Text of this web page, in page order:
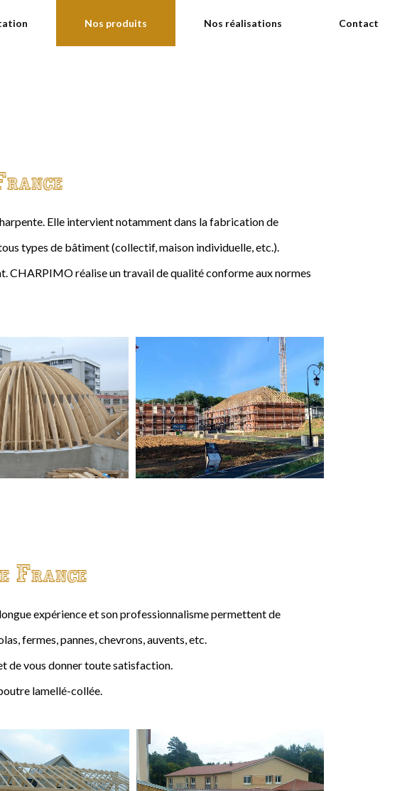
Nos produits Nos réalisations Contact
Elle intervient notamment dans la fabrication de
types de bâtiment (collectif, maison individuelle, etc.).
CHARPIMO réalise un travail de qualité conforme aux normes
France
expérience et son professionnalisme permettent de
fermes, pannes, chevrons, auvents, etc.
de vous donner toute satisfaction.
lamellé-collée.